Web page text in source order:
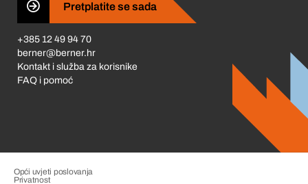
Pretplatite se sada
+385 12 49 94 70
berner@berner.hr
Kontakt i služba za korisnike
FAQ i pomoć
Opći uvjeti poslovanja
Privatnost